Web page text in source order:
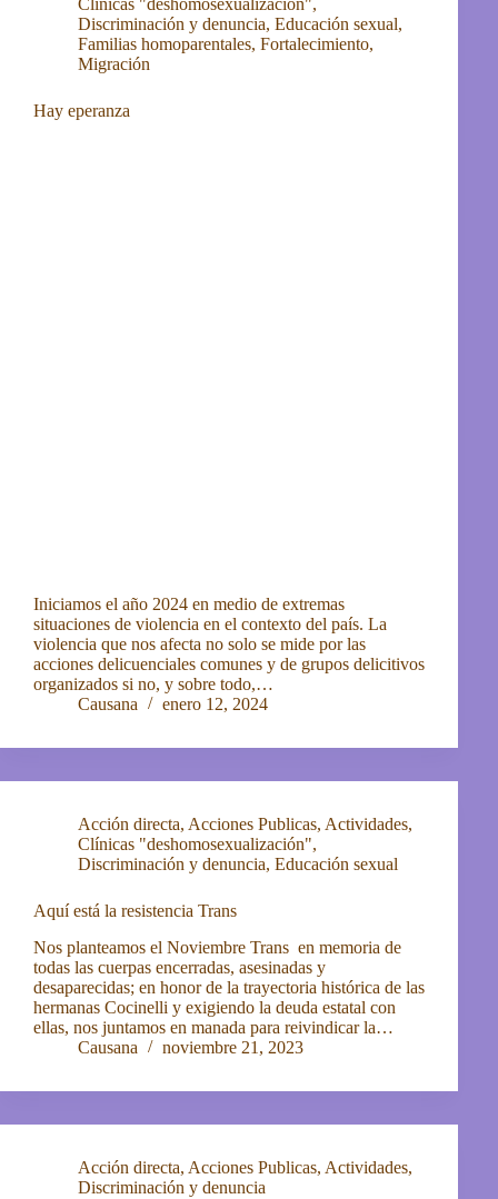
Discriminación y denuncia, Educación sexual,
Familias homoparentales, Fortalecimiento,
Migración
Hay eperanza
Iniciamos el año 2024 en medio de extremas
situaciones de violencia en el contexto del país. La
violencia que nos afecta no solo se mide por las
acciones delicuenciales comunes y de grupos delicitivos
organizados si no, y sobre todo,…
Causana
enero 12, 2024
Acción directa, Acciones Publicas, Actividades,
Clínicas "deshomosexualización",
Discriminación y denuncia, Educación sexual
Aquí está la resistencia Trans
Nos planteamos el Noviembre Trans en memoria de
todas las cuerpas encerradas, asesinadas y
desaparecidas; en honor de la trayectoria histórica de las
hermanas Cocinelli y exigiendo la deuda estatal con
ellas, nos juntamos en manada para reivindicar la…
Causana
noviembre 21, 2023
Acción directa, Acciones Publicas, Actividades,
Discriminación y denuncia